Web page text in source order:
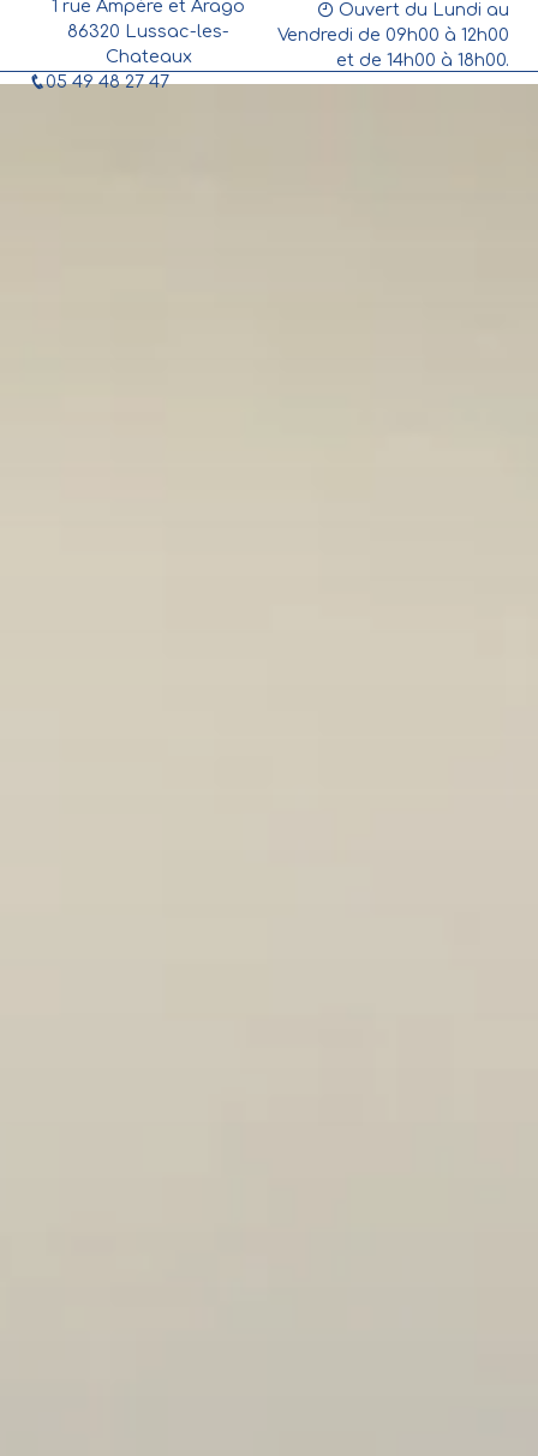
1 rue Ampère et Arago
86320 Lussac-les-
Chateaux
05 49 48 27 47
Ouvert du Lundi au
Vendredi de 09h00 à 12h00
et de 14h00 à 18h00.
Panneau de gestion des cookies